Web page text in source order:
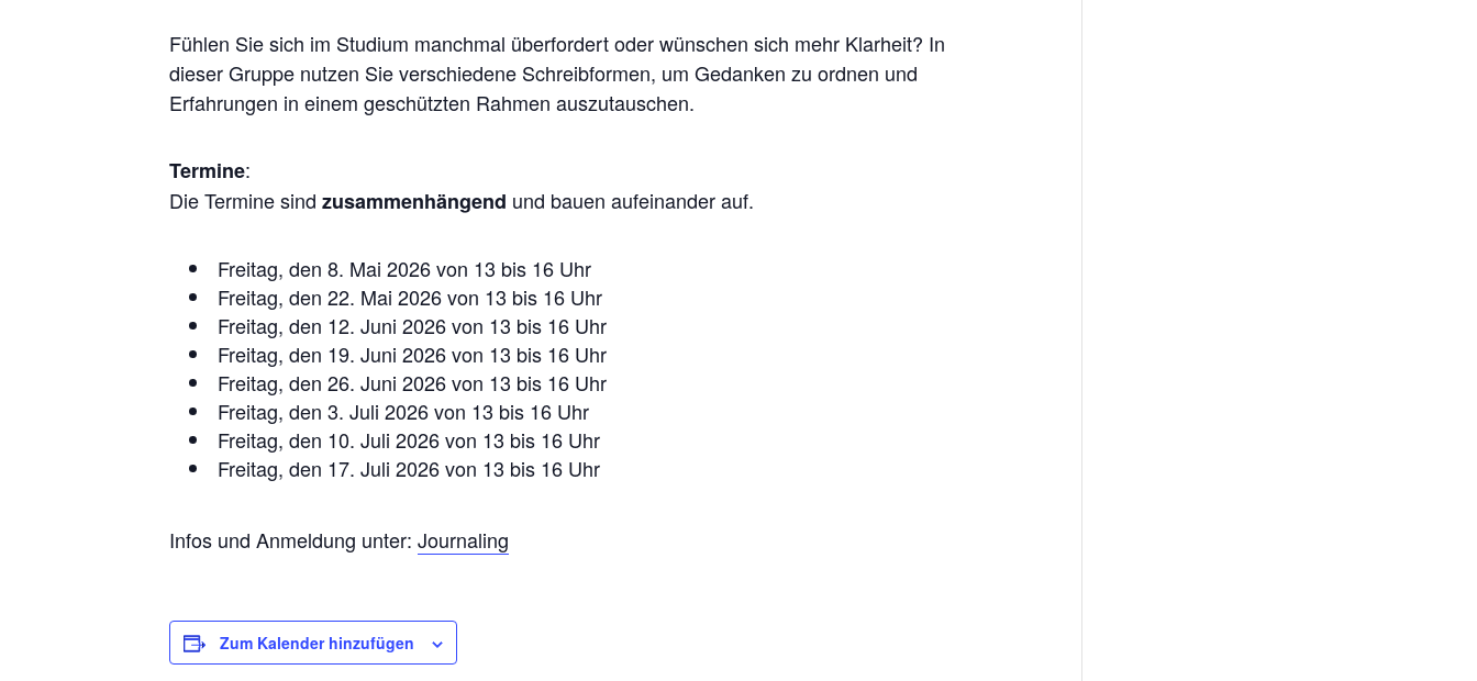
Fühlen Sie sich im Studium manchmal überfordert oder wünschen sich mehr Klarheit? In
dieser Gruppe nutzen Sie verschiedene Schreibformen, um Gedanken zu ordnen und
Erfahrungen in einem geschützten Rahmen auszutauschen.
Termine:
Die Termine sindzusammenhängend und bauen aufeinander auf.
Freitag, den 8. Mai 2026 von 13 bis 16 Uhr
Freitag, den 22. Mai 2026 von 13 bis 16 Uhr
Freitag, den 12. Juni 2026 von 13 bis 16 Uhr
Freitag, den 19. Juni 2026 von 13 bis 16 Uhr
Freitag, den 26. Juni 2026 von 13 bis 16 Uhr
Freitag, den 3. Juli 2026 von 13 bis 16 Uhr
Freitag, den 10. Juli 2026 von 13 bis 16 Uhr
Freitag, den 17. Juli 2026 von 13 bis 16 Uhr
Infos und Anmeldung unter:Journaling
Zum Kalender hinzufügen